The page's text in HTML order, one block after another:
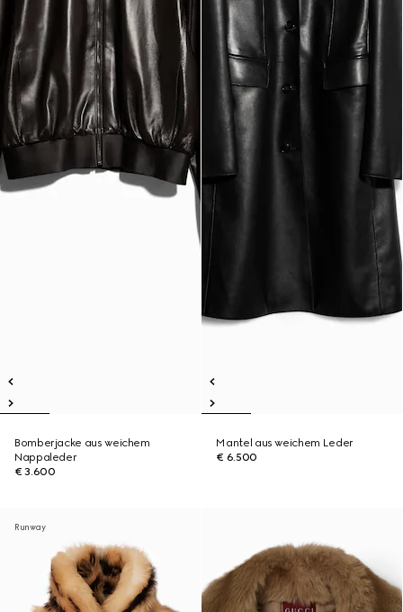
Bomberjacke aus weichem
Nappaleder
€ 3.600
Mantel aus weichem Leder
€ 6.500
Runway